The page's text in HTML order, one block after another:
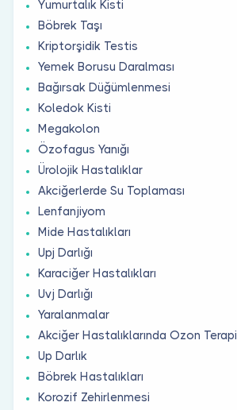
Yumurtalık Kisti
Böbrek Taşı
Kriptorşidik Testis
Yemek Borusu Daralması
Bağırsak Düğümlenmesi
Koledok Kisti
Megakolon
Özofagus Yanığı
Ürolojik Hastalıklar
Akciğerlerde Su Toplaması
Lenfanjiyom
Mide Hastalıkları
Upj Darlığı
Karaciğer Hastalıkları
Uvj Darlığı
Yaralanmalar
Akciğer Hastalıklarında Ozon Terapi
Up Darlık
Böbrek Hastalıkları
Korozif Zehirlenmesi